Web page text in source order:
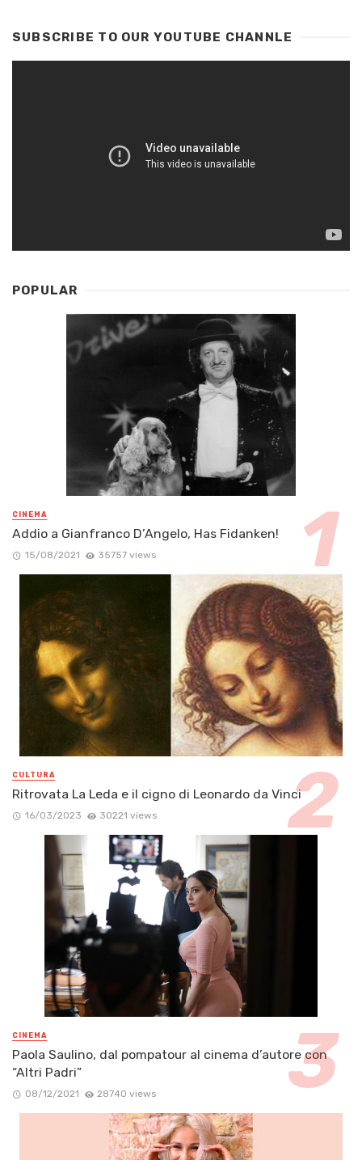
SUBSCRIBE TO OUR YOUTUBE CHANNLE
POPULAR
CINEMA
Addio a Gianfranco D’Angelo, Has Fidanken!
15/08/2021 35757 views
CULTURA
Ritrovata La Leda e il cigno di Leonardo da Vinci
16/03/2023 30221 views
CINEMA
Paola Saulino, dal pompatour al cinema d’autore con
“Altri Padri”
08/12/2021 28740 views